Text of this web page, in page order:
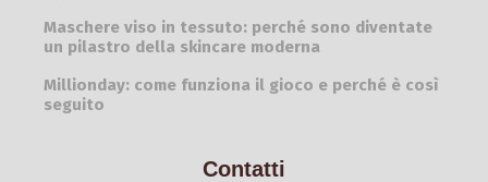
Maschere viso in tessuto: perché sono diventate
un pilastro della skincare moderna
Millionday: come funziona il gioco e perché è così
seguito
Contatti